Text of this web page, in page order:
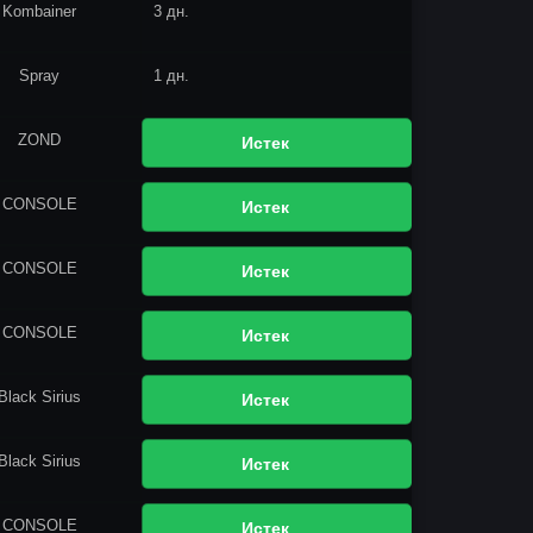
Kombainer 3 дн.
Spray 1 дн.
ZOND Истек
CONSOLE Истек
CONSOLE Истек
CONSOLE Истек
Sirius Истек
Sirius Истек
CONSOLE Истек